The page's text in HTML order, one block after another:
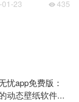
23 435
忧app免费版：
动态壁纸软件...